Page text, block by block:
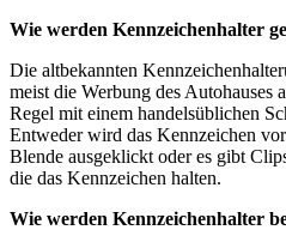
Wie werden Kennzeichenhalter
Die altbekannten
meist die Werbung des Autohauses
Regel mit einem handelsüblichen
Entweder wird das Kennzeichen
Blende ausgeklickt oder es gibt
die das Kennzeichen halten.
Wie werden Kennzeichenhalter